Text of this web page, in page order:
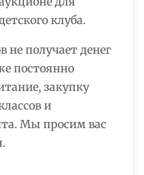
клуба.
не получает денег
постоянно
закупку
и
Мы просим вас